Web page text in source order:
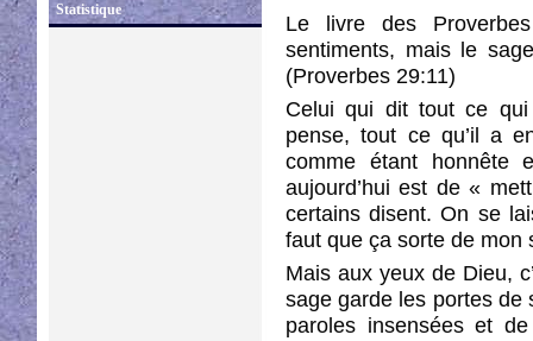
Statistique
Le livre des
sentiments, mais le
(Proverbes 29:11)
Celui qui dit tout ce
pense, tout ce qu’il a
comme étant
aujourd’hui est de «
certains disent. On se
faut que ça sorte de mon
Mais aux yeux de Dieu,
sage garde les portes de
paroles insensées et